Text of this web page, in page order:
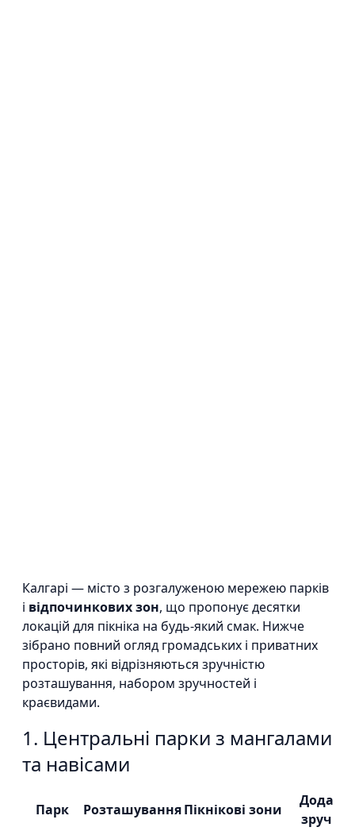
Калгарі — місто з розгалуженою мережею парків
і відпочинкових зон, що пропонує десятки
локацій для пікніка на будь-який смак. Нижче
зібрано повний огляд громадських і приватних
просторів, які відрізняються зручністю
розташування, набором зручностей і
краєвидами.
1. Центральні парки з мангалами
та навісами
Парк РозташуванняПікнікові зони